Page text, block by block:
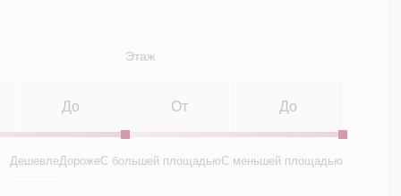
Этаж
ДешевлеДорожеС большей площадьюС меньшей площадью